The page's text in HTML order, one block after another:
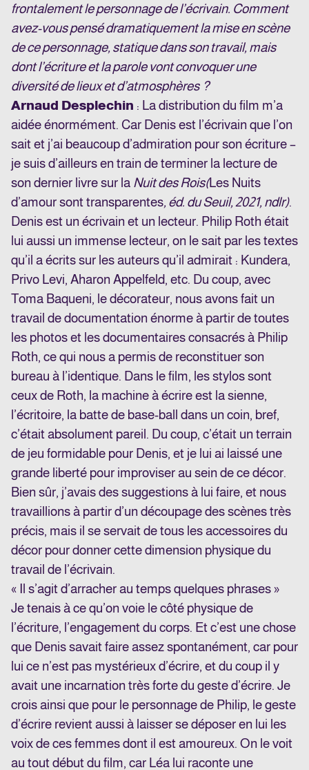
frontalement le personnage de l’écrivain. Comment
avez-vous pensé dramatiquement la mise en scène
de ce personnage, statique dans son travail, mais
dont l’écriture et la parole vont convoquer une
diversité de lieux et d’atmosphères ?
Arnaud Desplechin : La distribution du film m’a
aidée énormément. Car Denis est l’écrivain que l’on
sait et j’ai beaucoup d’admiration pour son écriture –
je suis d’ailleurs en train de terminer la lecture de
son dernier livre sur la Nuit des Rois(Les Nuits
d’amour sont transparentes, éd. du Seuil, 2021, ndlr).
Denis est un écrivain et un lecteur. Philip Roth était
lui aussi un immense lecteur, on le sait par les textes
qu’il a écrits sur les auteurs qu’il admirait : Kundera,
Privo Levi, Aharon Appelfeld, etc. Du coup, avec
Toma Baqueni, le décorateur, nous avons fait un
travail de documentation énorme à partir de toutes
les photos et les documentaires consacrés à Philip
Roth, ce qui nous a permis de reconstituer son
bureau à l’identique. Dans le film, les stylos sont
ceux de Roth, la machine à écrire est la sienne,
l’écritoire, la batte de base-ball dans un coin, bref,
c’était absolument pareil. Du coup, c’était un terrain
de jeu formidable pour Denis, et je lui ai laissé une
grande liberté pour improviser au sein de ce décor.
Bien sûr, j’avais des suggestions à lui faire, et nous
travaillions à partir d’un découpage des scènes très
précis, mais il se servait de tous les accessoires du
décor pour donner cette dimension physique du
travail de l’écrivain.
« Il s’agit d’arracher au temps quelques phrases »
Je tenais à ce qu’on voie le côté physique de
l’écriture, l’engagement du corps. Et c’est une chose
que Denis savait faire assez spontanément, car pour
lui ce n’est pas mystérieux d’écrire, et du coup il y
avait une incarnation très forte du geste d’écrire. Je
crois ainsi que pour le personnage de Philip, le geste
d’écrire revient aussi à laisser se déposer en lui les
voix de ces femmes dont il est amoureux. On le voit
au tout début du film, car Léa lui raconte une